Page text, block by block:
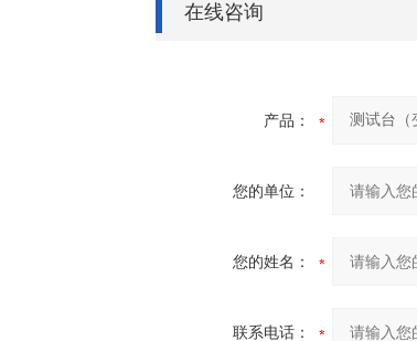
在线咨询
产品：
您的单位：
您的姓名：
联系电话：